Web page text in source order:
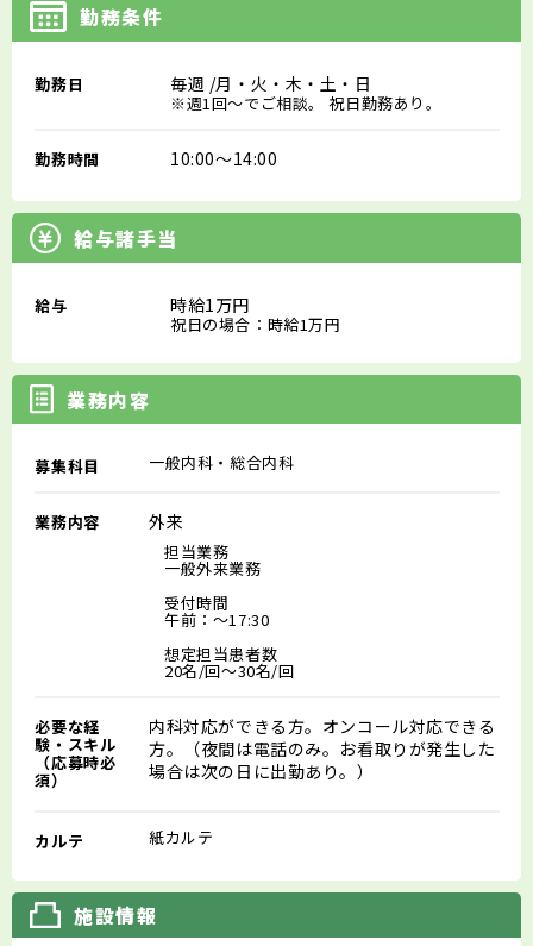
勤務条件
勤務日 毎週 /月・火・木・土・日
※週1回～でご相談。 祝日勤務あり。
勤務時間 10:00～14:00
給与諸手当
給与 時給1万円
祝日の場合：時給1万円
業務内容
募集科目 一般内科・総合内科
業務内容 外来
担当業務
一般外来業務
受付時間
午前：～17:30
想定担当患者数
20名/回～30名/回
必要な経
験・スキル
（応募時必
須）
内科対応ができる方。オンコール対応できる
方。（夜間は電話のみ。お看取りが発生した
場合は次の日に出勤あり。）
カルテ 紙カルテ
施設情報